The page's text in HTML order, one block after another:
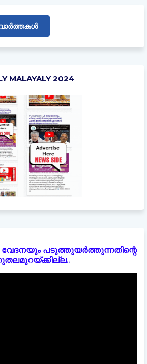
MALAYALY 2024
വേദനയും പടുത്തുയർത്തുന്നതിന്റെ